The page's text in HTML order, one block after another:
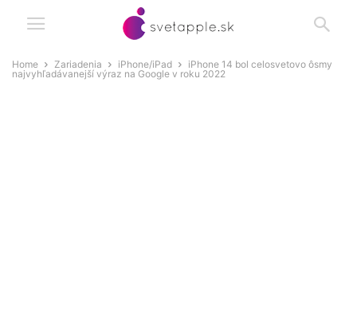
Home Zariadenia iPhone/iPad
iPhone 14 bol celosvetovo ôsmy
najvyhľadávanejší výraz na Google v roku 2022